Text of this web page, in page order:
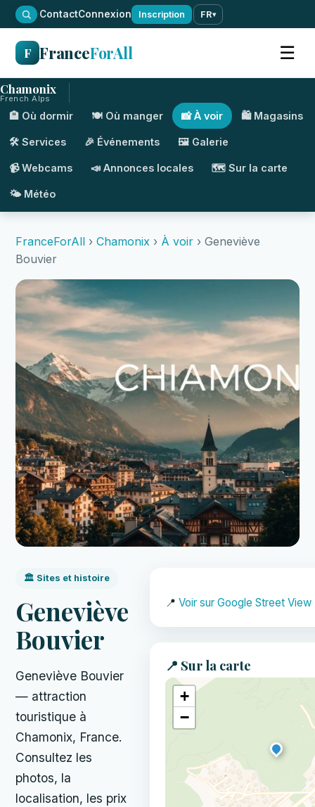
·ContactConnexion Inscription FR▾
F FranceForAll ☰
Chamonix
French Alps
🏨 Où dormir 🍽️ Où manger 📸 À voir 🛍️ Magasins
🛠️ Services 🎉 Événements 🖼️ Galerie
📹 Webcams 📣 Annonces locales 🗺️ Sur la carte
🌤️ Météo
FranceForAll › Chamonix › À voir › Geneviève
Bouvier
🏛️ Sites et histoire
Geneviève
Bouvier
Geneviève Bouvier
— attraction
touristique à
Chamonix, France.
Consultez les
photos, la
localisation, les prix
📍 Voir sur Google Street View
📍 Sur la carte
+
−